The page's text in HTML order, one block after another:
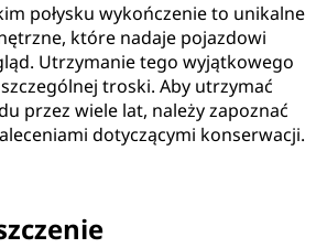
połysku wykończenie to unikalne
które nadaje pojazdowi
Utrzymanie tego wyjątkowego
troski. Aby utrzymać
przez wiele lat, należy zapoznać
dotyczącymi konserwacji.